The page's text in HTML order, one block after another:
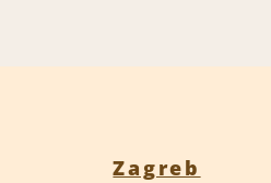
Zagreb